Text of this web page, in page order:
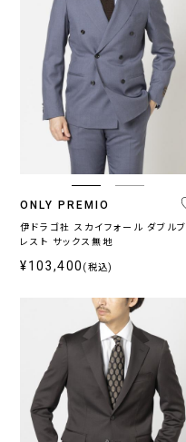
ONLY PREMIO
伊ドラゴ社 スカイフォール ダブルブ
レスト サックス無地
¥103,400 (税込)